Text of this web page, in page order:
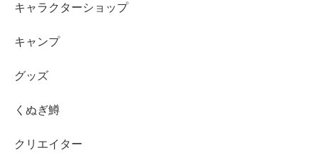
キャラクターショップ
キャンプ
グッズ
くぬぎ鱒
クリエイター